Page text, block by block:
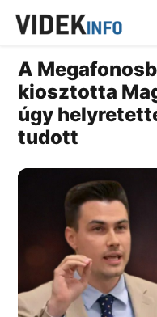
A
kiosztotta
úgy
tudott